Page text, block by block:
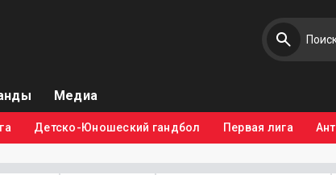
Медиа
Детско-Юношеский гандбол Первая лига